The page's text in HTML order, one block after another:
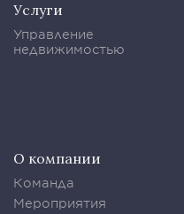
Услуги
Управление
недвижимостью
О компании
Команда
Мероприятия